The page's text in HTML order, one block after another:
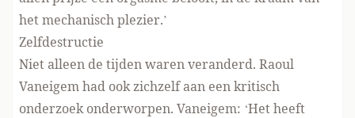
het mechanisch plezier.’
Zelfdestructie
Niet alleen de tijden waren veranderd. Raoul
Vaneigem had ook zichzelf aan een kritisch
onderzoek onderworpen. Vaneigem: ‘Het heeft